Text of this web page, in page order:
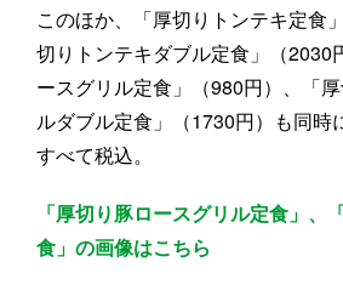
このほか、「厚切りトンテキ定食
切りトンテキダブル定食」（2030
ースグリル定食」（980円）、「
ルダブル定食」（1730円）も同時
すべて税込。
「厚切り豚ロースグリル定食」、
食」の画像はこちら